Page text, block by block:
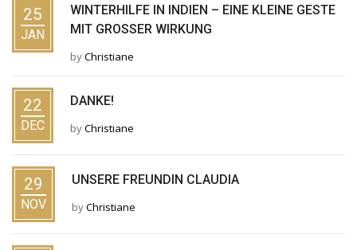
25
JAN
WINTERHILFE IN INDIEN – EINE KLEINE GESTE
MIT GROSSER WIRKUNG
byChristiane
22
DEC
DANKE!
byChristiane
29
NOV
UNSERE FREUNDIN CLAUDIA
byChristiane